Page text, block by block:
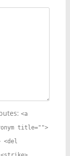
<a
title="">
<del